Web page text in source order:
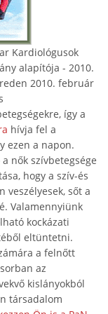
Kardiológusok
alapítója - 2010.
2010. február
így a
hívja fel a
ezen a napon.
nők szívbetegsége
hogy a szív-és
veszélyesek, sőt a
Valamennyiünk
kockázati
eltüntetni.
a felnőtt
az
kislányokból
társadalom